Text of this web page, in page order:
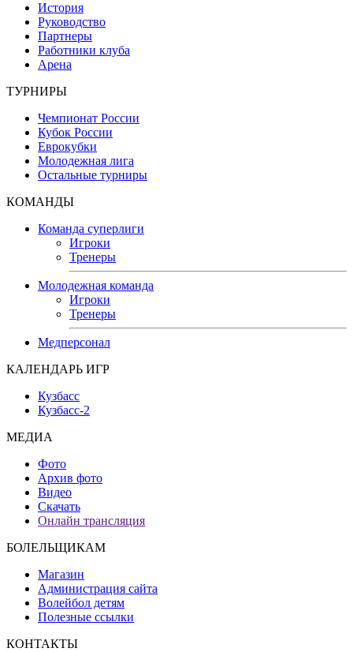
История
Руководство
Партнеры
Работники клуба
Арена
ТУРНИРЫ
Чемпионат России
Кубок России
Еврокубки
Молодежная лига
Остальные турниры
КОМАНДЫ
Команда суперлиги
Игроки
Тренеры
Молодежная команда
Игроки
Тренеры
Медперсонал
КАЛЕНДАРЬ ИГР
Кузбасс
Кузбасс-2
МЕДИА
Фото
Архив фото
Видео
Скачать
Онлайн трансляция
БОЛЕЛЬЩИКАМ
Магазин
Администрация сайта
Волейбол детям
Полезные ссылки
КОНТАКТЫ